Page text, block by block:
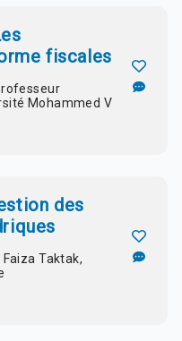
fiscales
Mohammed V
des
Taktak,